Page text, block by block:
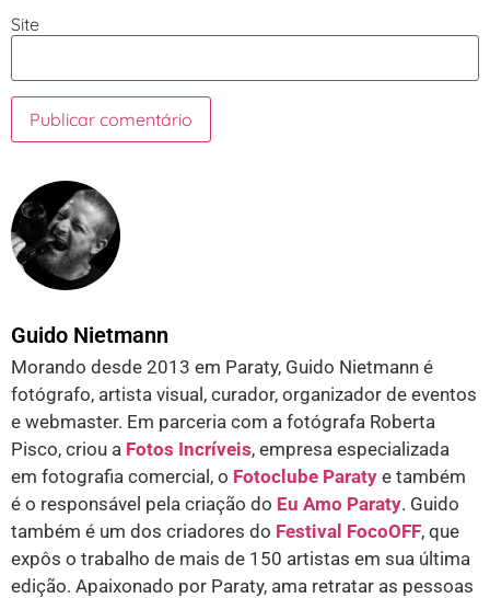
Site
Guido Nietmann
Morando desde 2013 em Paraty, Guido Nietmann é
fotógrafo, artista visual, curador, organizador de eventos
e webmaster. Em parceria com a fotógrafa Roberta
Pisco, criou a Fotos Incríveis, empresa especializada
em fotografia comercial, o Fotoclube Paraty e também
é o responsável pela criação do Eu Amo Paraty. Guido
também é um dos criadores do Festival FocoOFF, que
expôs o trabalho de mais de 150 artistas em sua última
edição. Apaixonado por Paraty, ama retratar as pessoas